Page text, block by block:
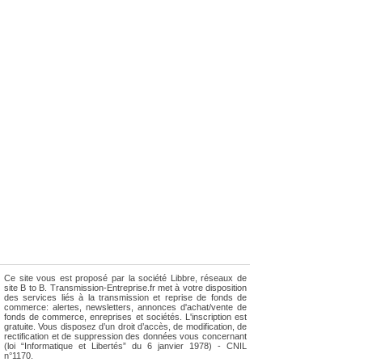
Ce site vous est proposé par la société Libbre, réseaux de
site B to B. Transmission-Entreprise.fr met à votre disposition
des services liés à la transmission et reprise de fonds de
commerce: alertes, newsletters, annonces d'achat/vente de
fonds de commerce, enreprises et sociétés. L'inscription est
gratuite. Vous disposez d’un droit d’accès, de modification, de
rectification et de suppression des données vous concernant
(loi “Informatique et Libertés” du 6 janvier 1978) - CNIL
n°1170.